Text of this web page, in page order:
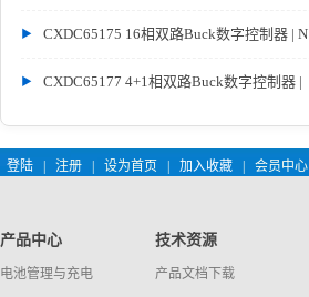
CXDC65175 16相双路Buck数字控制器 | N
CXDC65177 4+1相双路Buck数字控制器 |
登陆 注册 设为首页 加入收藏 会员中心
产品中心
电池管理与充电
技术资源
产品文档下载